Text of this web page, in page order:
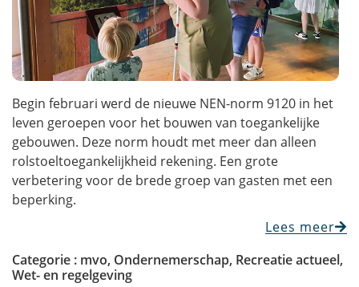
Begin februari werd de nieuwe NEN-norm 9120 in het
leven geroepen voor het bouwen van toegankelijke
gebouwen. Deze norm houdt met meer dan alleen
rolstoeltoegankelijkheid rekening. Een grote
verbetering voor de brede groep van gasten met een
beperking.
Lees meer
Categorie : mvo, Ondernemerschap, Recreatie actueel,
Wet- en regelgeving